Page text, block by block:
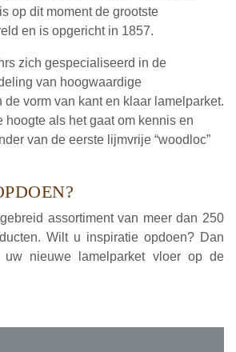
op dit moment de grootste
en is opgericht in 1857.
zich gespecialiseerd in de
van hoogwaardige
vorm van kant en klaar lamelparket.
hoogte als het gaat om kennis en
van de eerste lijmvrije “woodloc”
assortiment van meer dan 250
Wilt u inspiratie opdoen? Dan
nieuwe lamelparket vloer op de